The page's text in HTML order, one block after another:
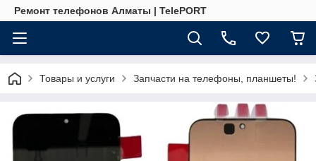
Ремонт телефонов Алматы | TelePORT
Товары и услуги Запчасти на телефоны, планшеты!